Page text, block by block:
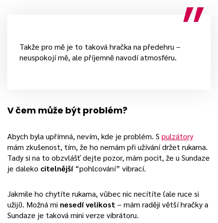
Takže pro mě je to taková hračka na předehru –
neuspokojí mě, ale příjemně navodí atmosféru.
V čem může být problém?
Abych byla upřímná, nevím, kde je problém. S pulzátory
mám zkušenost, tím, že ho nemám při užívání držet rukama.
Tady si na to obzvlášť dejte pozor, mám pocit, že u Sundaze
je daleko citelnější“pohlcování” vibrací.
Jakmile ho chytíte rukama, vůbec nic necítíte (ale ruce si
užijí). Možná mi nesedí velikost – mám raději větší hračky a
Sundaze je taková mini verze vibrátoru.